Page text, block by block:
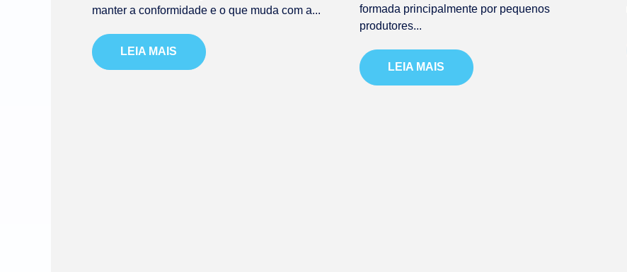
manter a conformidade e o que muda com a...
LEIA MAIS
formada principalmente por pequenos
produtores...
LEIA MAIS